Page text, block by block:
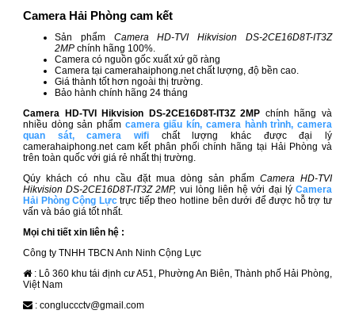
Camera Hải Phòng cam kết
Sản phẩmCamera HD-TVI Hikvision DS-2CE16D8T-IT3Z
2MPchính hãng 100%.
Camera có nguồn gốc xuất xứ gõ ràng
Camera tại camerahaiphong.net chất lượng, độ bền cao.
Giá thành tốt hơn ngoài thị trường.
Bảo hành chính hãng 24 tháng
Camera HD-TVI Hikvision DS-2CE16D8T-IT3Z 2MP chính hãng và
nhiều dòng sản phẩm camera giấu kín, camera hành trình,camera
quan sát,camera wifi chất lượng khác được đại lý
camerahaiphong.net cam kết phân phối chính hãng tại Hải Phòng và
trên toàn quốc với giá rẻ nhất thị trường.
Qúy khách có nhu cầu đặt mua dòng sản phẩm Camera HD-TVI
Hikvision DS-2CE16D8T-IT3Z 2MP, vui lòng liên hệ với đại lý Camera
Hải Phòng Cộng Lực trực tiếp theo hotline bên dưới để được hỗ trợ tư
vấn và báo giá tốt nhất.
Mọi chi tiết xin liên hệ :
Công ty TNHH TBCN Anh Ninh Cộng Lực
: Lô 360 khu tái định cư A51, Phường An Biên, Thành phố Hải Phòng,
Việt Nam
: congluccctv@gmail.com